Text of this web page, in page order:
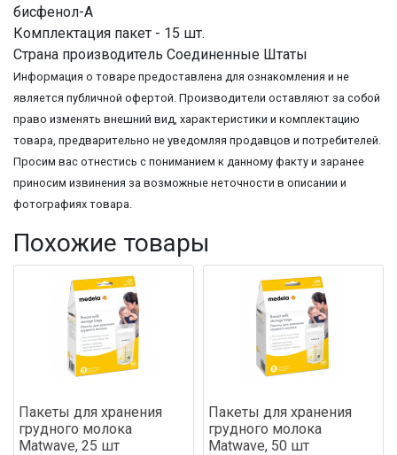
бисфенол-А
Комплектация пакет - 15 шт.
Страна производитель Соединенные Штаты
Информация о товаре предоставлена для ознакомления и не
является публичной офертой. Производители оставляют за собой
право изменять внешний вид, характеристики и комплектацию
товара, предварительно не уведомляя продавцов и потребителей.
Просим вас отнестись с пониманием к данному факту и заранее
приносим извинения за возможные неточности в описании и
фотографиях товара.
Похожие товары
Пакеты для хранения
грудного молока
Matwave, 25 шт
Пакеты для хранения
грудного молока
Matwave, 50 шт